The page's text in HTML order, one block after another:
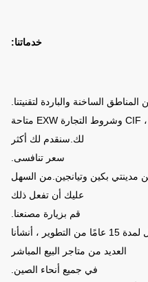
خدماتنا:
2. ميناء فوب الصينية ، CIF ، CFR وشروط التجارة EXW متاحة
لك.سنقدم لك أكثر
سعر تنافسى.
مدينتي بكين وتيانجين.من السهل
عليك أن تفعل ذلك
قم بزيارة مصنعنا.
4. من ذوي الخبرة في هذا المجال لمدة 15 عامًا من التطوير ، أنشأنا
العديد من متاجر البيع المباشر
في جميع أنحاء الصين.